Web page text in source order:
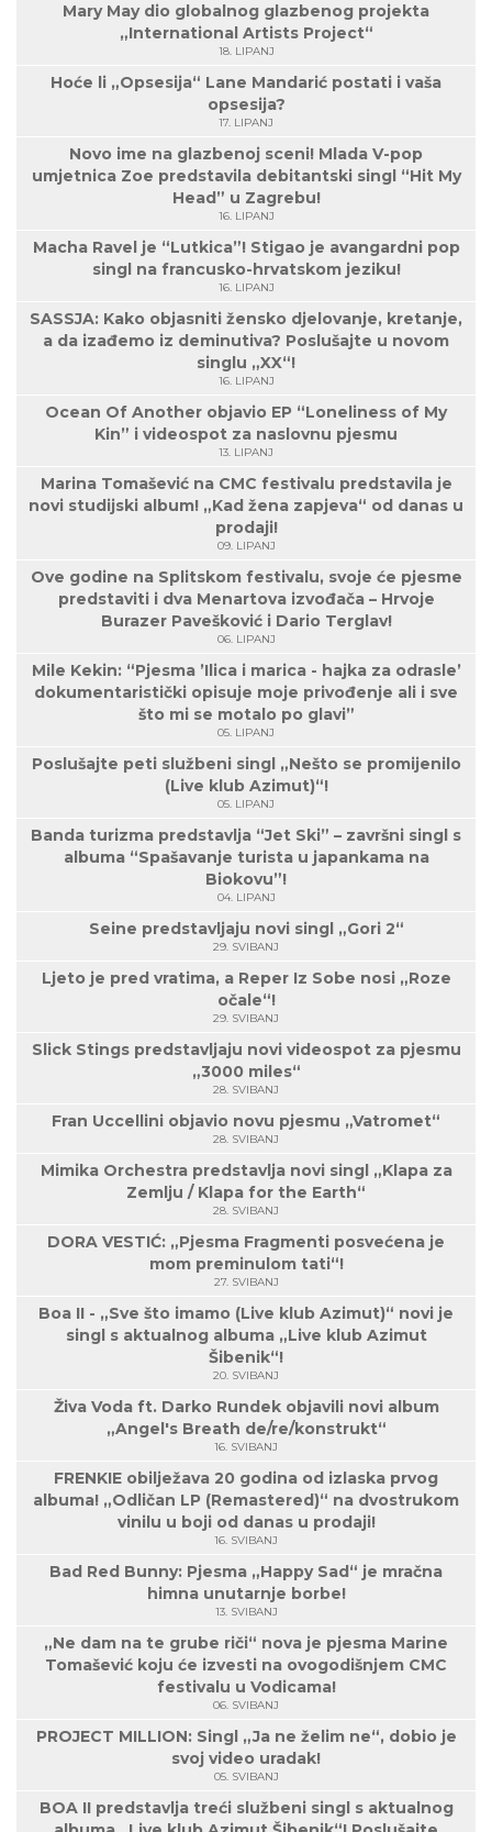
Mary May dio globalnog glazbenog projekta
„International Artists Project“
18. LIPANJ
Hoće li „Opsesija“ Lane Mandarić postati i vaša
opsesija?
17. LIPANJ
Novo ime na glazbenoj sceni! Mlada V-pop
umjetnica Zoe predstavila debitantski singl “Hit My
Head” u Zagrebu!
16. LIPANJ
Macha Ravel je “Lutkica”! Stigao je avangardni pop
singl na francusko-hrvatskom jeziku!
16. LIPANJ
SASSJA: Kako objasniti žensko djelovanje, kretanje,
a da izađemo iz deminutiva? Poslušajte u novom
singlu „XX“!
16. LIPANJ
Ocean Of Another objavio EP “Loneliness of My
Kin” i videospot za naslovnu pjesmu
13. LIPANJ
Marina Tomašević na CMC festivalu predstavila je
novi studijski album! „Kad žena zapjeva“ od danas u
prodaji!
09. LIPANJ
Ove godine na Splitskom festivalu, svoje će pjesme
predstaviti i dva Menartova izvođača – Hrvoje
Burazer Pavešković i Dario Terglav!
06. LIPANJ
Mile Kekin: “Pjesma ’Ilica i marica - hajka za odrasle’
dokumentaristički opisuje moje privođenje ali i sve
što mi se motalo po glavi”
05. LIPANJ
Poslušajte peti službeni singl „Nešto se promijenilo
(Live klub Azimut)“!
05. LIPANJ
Banda turizma predstavlja “Jet Ski” – završni singl s
albuma “Spašavanje turista u japankama na
Biokovu”!
04. LIPANJ
Seine predstavljaju novi singl „Gori 2“
29. SVIBANJ
Ljeto je pred vratima, a Reper Iz Sobe nosi „Roze
očale“!
29. SVIBANJ
Slick Stings predstavljaju novi videospot za pjesmu
„3000 miles“
28. SVIBANJ
Fran Uccellini objavio novu pjesmu „Vatromet“
28. SVIBANJ
Mimika Orchestra predstavlja novi singl „Klapa za
Zemlju / Klapa for the Earth“
28. SVIBANJ
DORA VESTIĆ: „Pjesma Fragmenti posvećena je
mom preminulom tati“!
27. SVIBANJ
Boa II - „Sve što imamo (Live klub Azimut)“ novi je
singl s aktualnog albuma „Live klub Azimut
Šibenik“!
20. SVIBANJ
Živa Voda ft. Darko Rundek objavili novi album
„Angel's Breath de/re/konstrukt“
16. SVIBANJ
FRENKIE obilježava 20 godina od izlaska prvog
albuma! „Odličan LP (Remastered)“ na dvostrukom
vinilu u boji od danas u prodaji!
16. SVIBANJ
Bad Red Bunny: Pjesma „Happy Sad“ je mračna
himna unutarnje borbe!
13. SVIBANJ
„Ne dam na te grube riči“ nova je pjesma Marine
Tomašević koju će izvesti na ovogodišnjem CMC
festivalu u Vodicama!
06. SVIBANJ
PROJECT MILLION: Singl „Ja ne želim ne“, dobio je
svoj video uradak!
05. SVIBANJ
BOA II predstavlja treći službeni singl s aktualnog